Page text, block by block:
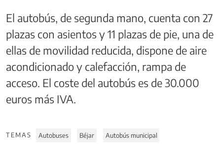
El autobús, de segunda mano, cuenta con 27
plazas con asientos y 11 plazas de pie, una de
ellas de movilidad reducida, dispone de aire
acondicionado y calefacción, rampa de
acceso. El coste del autobús es de 30.000
euros más IVA.
TEMAS Autobuses Béjar Autobús municipal